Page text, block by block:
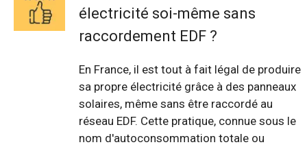
électricité soi-même sans
raccordement EDF ?
En France, il est tout à fait légal de produire
sa propre électricité grâce à des panneaux
solaires, même sans être raccordé au
réseau EDF. Cette pratique, connue sous le
nom d'autoconsommation totale ou